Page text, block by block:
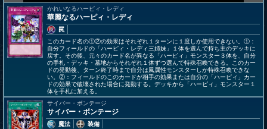
かれいなるハーピィ・レディ
華麗なるハーピィ・レディ
罠
このカード名の①②の効果はそれぞれ１ターンに１度しか使用できない。①：
自分フィールドの「ハーピィ・レディ三姉妹」１体を選んで持ち主のデッキに
戻す。その後、元々のカード名が異なる「ハーピィ」モンスター３体を、自分
の手札・デッキ・墓地からそれぞれ１体ずつ選んで特殊召喚できる。このカー
ドの発動後、ターン終了時まで自分は風属性モンスターしか特殊召喚できな
い。②：フィールドのこのカードが相手の効果または自分の「ハーピィ」カー
ドの効果で破壊された場合に発動する。デッキから「ハーピィ」モンスター１
体を手札に加える。
サイバー・ボンテージ
サイバー・ボンテージ
魔法
装備